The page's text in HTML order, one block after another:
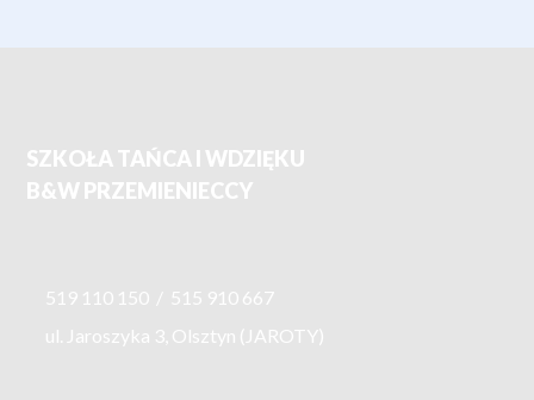
SZKOŁA TAŃCA I WDZIĘKU
B&W PRZEMIENIECCY
519 110 150 / 515 910 667
ul. Jaroszyka 3, Olsztyn (JAROTY)